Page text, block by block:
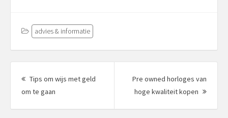
advies & informatie
Berichtnavigatie
Tips om wijs met geld
om te gaan
Pre owned horloges van
hoge kwaliteit kopen